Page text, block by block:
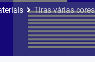
Tiras várias cores